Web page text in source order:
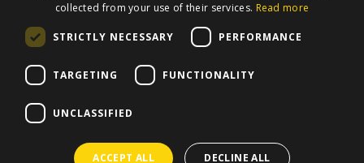
BLIJF OP DE HOOGTE
collected from your use of their services. Read more
STRICTLY NECESSARY PERFORMANCE
TARGETING FUNCTIONALITY
UNCLASSIFIED
ACCEPT ALL DECLINE ALL